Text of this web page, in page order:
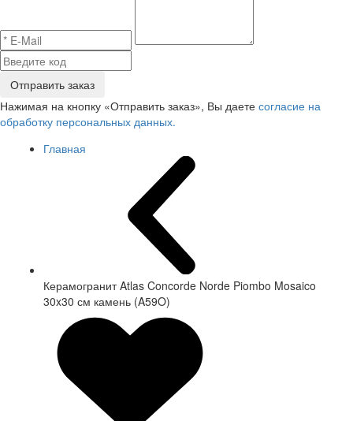
Отправить заказ
Нажимая на кнопку «Отправить заказ», Вы даете согласие на
обработку персональных данных.
Главная
Керамогранит Atlas Concorde Norde Piombo Mosaico
30x30 см камень (A59O)